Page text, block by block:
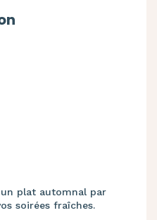
plat automnal par
soirées fraîches.